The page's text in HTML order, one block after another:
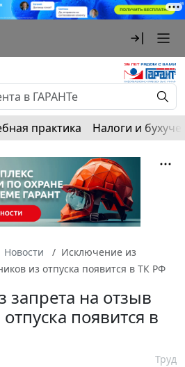
практика Налоги и
Новости
Исключение из
из отпуска появится в ТК РФ
запрета на отзыв
появится в
Труд